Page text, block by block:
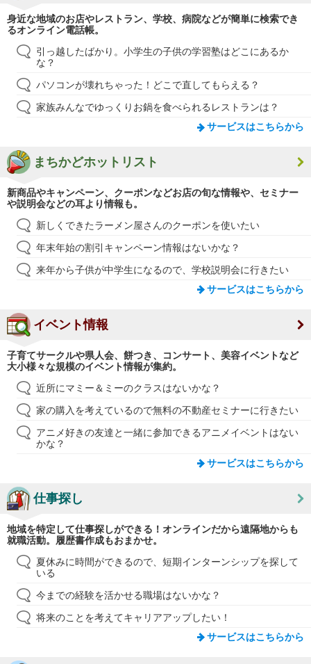
身近な地域のお店やレストラン、学校、病院などが簡単に検索でき
るオンライン電話帳。
引っ越したばかり。小学生の子供の学習塾はどこにあるか
な？
パソコンが壊れちゃった！どこで直してもらえる？
家族みんなでゆっくりお鍋を食べられるレストランは？
サービスはこちらから
まちかどホットリスト
新商品やキャンペーン、クーポンなどお店の旬な情報や、セミナー
や説明会などの耳より情報も。
新しくできたラーメン屋さんのクーポンを使いたい
年末年始の割引キャンペーン情報はないかな？
来年から子供が中学生になるので、学校説明会に行きたい
サービスはこちらから
イベント情報
子育てサークルや県人会、餅つき、コンサート、美容イベントなど
大小様々な規模のイベント情報が集約。
近所にマミー＆ミーのクラスはないかな？
家の購入を考えているので無料の不動産セミナーに行きたい
アニメ好きの友達と一緒に参加できるアニメイベントはない
かな？
サービスはこちらから
仕事探し
地域を特定して仕事探しができる！オンラインだから遠隔地からも
就職活動。履歴書作成もおまかせ。
夏休みに時間ができるので、短期インターンシップを探して
いる
今までの経験を活かせる職場はないかな？
将来のことを考えてキャリアアップしたい！
サービスはこちらから